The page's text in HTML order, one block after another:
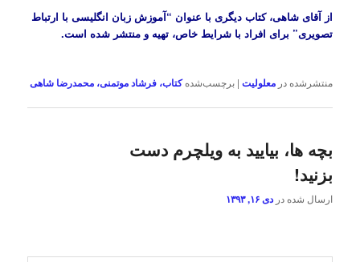
از آقای شاهی، کتاب دیگری با عنوان “آموزش زبان انگلیسی با ارتباط
تصویری” برای افراد با شرایط خاص، تهیه و منتشر شده است.
منتشرشده در معلولیت |برچسب‌شده کتاب، فرشاد موتمنی، محمدرضا شاهی
بچه ها، بیایید به ویلچرم دست
بزنید!
ارسال شده دردی ۱۶, ۱۳۹۳